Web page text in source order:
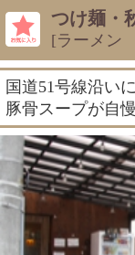
つけ麺・
[ラーメン
国道51号線沿い
豚骨スープが自